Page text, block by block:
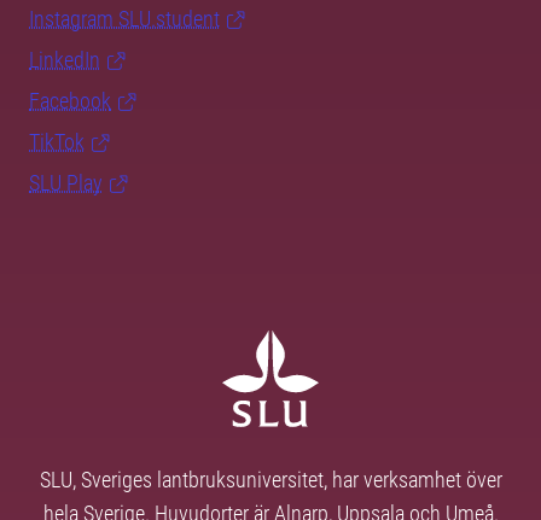
Instagram SLU.student
LinkedIn
Facebook
TikTok
SLU Play
SLU, Sveriges lantbruksuniversitet, har verksamhet över
hela Sverige. Huvudorter är Alnarp, Uppsala och Umeå.